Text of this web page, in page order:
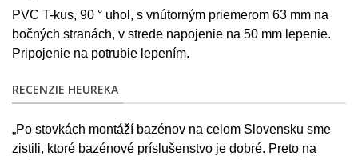
PVC T-kus, 90 ° uhol, s vnútorným priemerom 63 mm na
bočných stranách, v strede napojenie na 50 mm lepenie.
Pripojenie na potrubie lepením.
RECENZIE HEUREKA
„Po stovkách montáží bazénov na celom Slovensku sme
zistili, ktoré bazénové príslušenstvo je dobré. Preto na